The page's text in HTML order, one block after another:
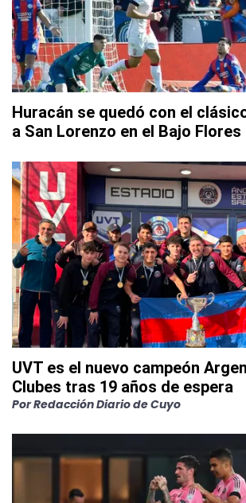
Huracán se quedó con el
a San Lorenzo en el Bajo Flores
UVT es el nuevo campeón
Clubes tras 19 años de espera
PorRedacción Diario de Cuyo